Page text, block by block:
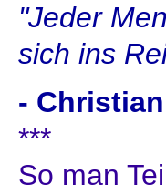
"Jeder
sich ins
-
***
So man